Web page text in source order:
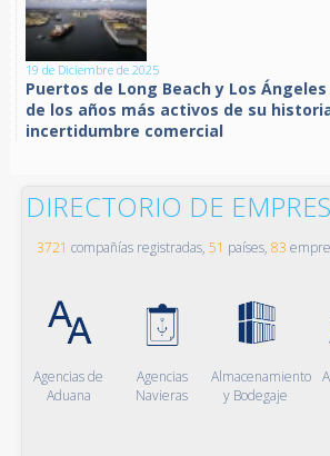
19 de Diciembre de 2025
Puertos de Long Beach y Los
de los años más activos de su
incertidumbre comercial
DIRECTORIO DE
3721 compañías registradas, 51 países, 83
Agencias de
Aduana
Agencias
Navieras
Almacenamiento
y Bodegaje